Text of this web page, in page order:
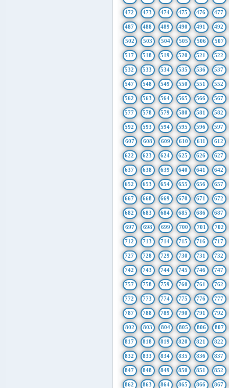
472 473 474 475 476 477
487 488 489 490 491 492
502 503 504 505 506 507
517 518 519 520 521 522
532 533 534 535 536 537
547 548 549 550 551 552
562 563 564 565 566 567
577 578 579 580 581 582
592 593 594 595 596 597
607 608 609 610 611 612
622 623 624 625 626 627
637 638 639 640 641 642
652 653 654 655 656 657
667 668 669 670 671 672
682 683 684 685 686 687
697 698 699 700 701 702
712 713 714 715 716 717
727 728 729 730 731 732
742 743 744 745 746 747
757 758 759 760 761 762
772 773 774 775 776 777
787 788 789 790 791 792
802 803 804 805 806 807
817 818 819 820 821 822
832 833 834 835 836 837
847 848 849 850 851 852
862 863 864 865 866 867